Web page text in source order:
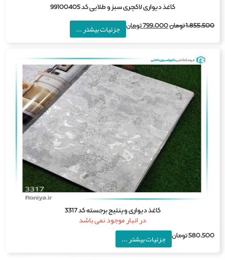
کاغذ دیواری لاکچری سبز و طلایی کد 99100405
تومان799,000تومان جزئیات بیشتر ...
کاغذ دیواری وینتیج برجسته کد 3317
در انبار موجود نمی باشد
تومان جزئیات بیشتر ...